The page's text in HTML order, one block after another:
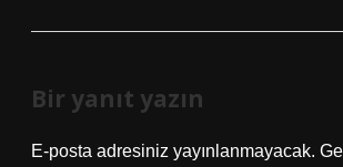
Bir yanıt yazın
E-posta adresiniz yayınlanmayacak.